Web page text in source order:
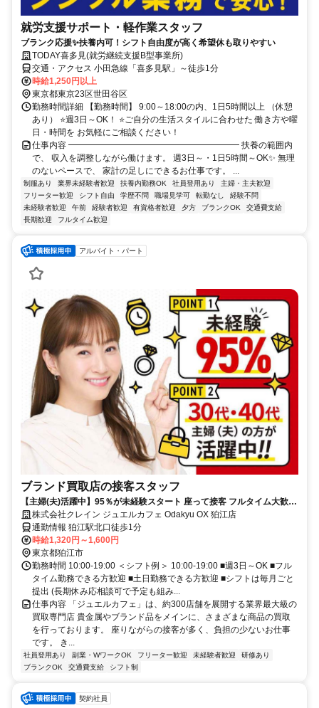
就労支援サポート・軽作業スタッフ
ブランク応援✨扶養内可！シフト自由度が高く希望休も取りやすい
TODAY喜多見(就労継続支援B型事業所)
交通・アクセス 小田急線「喜多見駅」～徒歩1分
時給1,250円以上
東京都東京23区世田谷区
勤務時間詳細 【勤務時間】 9:00～18:00の内、1日5時間以上 （休憩
あり） ⭐週3日～OK！ ⭐ご自分の生活スタイルに合わせた 働き方や曜
日・時間を お気軽にご相談ください！
仕事内容 ━━━━━━━━━━━━━━━━━━━━ 扶養の範囲内
で、 収入を調整しながら働けます。 週3日～・1日5時間～OK✨ 無理
のないペースで、 家計の足しにできるお仕事です。 ...
制服あり 業界未経験者歓迎 扶養内勤務OK 社員登用あり
主婦・主夫歓迎
フリーター歓迎
シフト自由 学歴不問 職場見学可 転勤なし
経験不問
未経験者歓迎
午前 経験者歓迎 有資格者歓迎 夕方 ブランクOK
交通費支給
長期歓迎
フルタイム歓迎
アルバイト・パート
ブランド買取店の接客スタッフ
【主婦(夫)活躍中】95％が未経験スタート 座って接客 フルタイム大歓迎
データ入力あり
株式会社クレイン ジュエルカフェ Odakyu OX 狛江店
通勤情報 狛江駅北口徒歩1分
時給1,320円～1,600円
東京都狛江市
勤務時間 10:00-19:00 ＜シフト例＞ 10:00-19:00 ■週3日～OK ■フル
タイム勤務できる方歓迎 ■土日勤務できる方歓迎 ■シフトは毎月ごと
提出 (長期休み応相談可で予定も組み...
仕事内容 「ジュエルカフェ」は、約300店舗を展開する業界最大級の
買取専門店 貴金属やブランド品をメインに、さまざまな商品の買取
を行っております。 座りながらの接客が多く、負担の少ないお仕事
です。 き...
社員登用あり 副業・WワークOK フリーター歓迎 未経験者歓迎
研修あり
ブランクOK
交通費支給 シフト制
契約社員